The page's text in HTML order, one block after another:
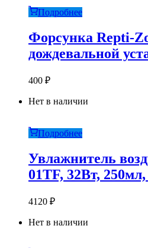
Подробнее
Форсунка Repti-
дождевальной
400 ₽
Нет в наличии
Подробнее
Увлажнитель
01TF, 32Вт,
4120 ₽
Нет в наличии